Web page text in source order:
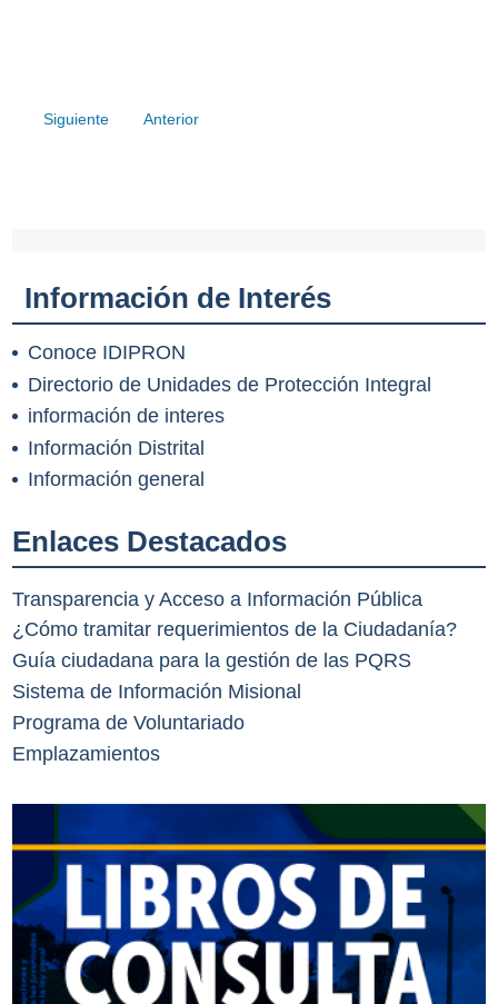
Siguiente Anterior
Información de Interés
Conoce IDIPRON
Directorio de Unidades de Protección Integral
información de interes
Información Distrital
Información general
Enlaces Destacados
Transparencia y Acceso a Información Pública
¿Cómo tramitar requerimientos de la Ciudadanía?
Guía ciudadana para la gestión de las PQRS
Sistema de Información Misional
Programa de Voluntariado
Emplazamientos